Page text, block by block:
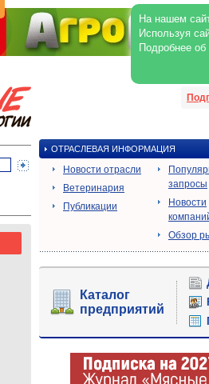
На нашем
Используя
Подробнее
ОТРАСЛЕВАЯ ИНФОРМАЦИЯ
Новости отрасли
Ветеринария
Публикации
запросы
Новости
Обзор
Каталог
предприятий